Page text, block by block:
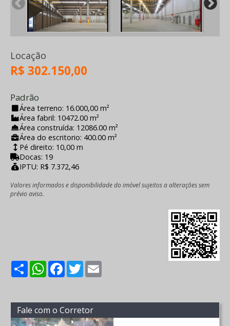
Locação
R$ 302.150,00
Padrão
Área terreno: 16.000,00 m²
Área fabril: 10472.00 m²
Área construída: 12086.00 m²
Área do escritorio: 400.00 m²
Pé direito: 10,00 m
Docas: 19
IPTU: R$ 7.372,46
Valores informados e disponibilidade do imóvel sujeitos a alterações sem
prévio aviso.
ShareWhatsApp
Facebook
Twitter
Fale com o Corretor